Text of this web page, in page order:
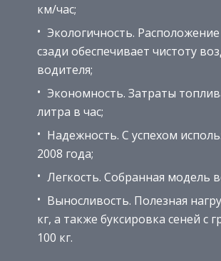
км/час;
Экологичность.
сзади обеспечивает чистоту
водителя;
Экономность. Затраты
литра в час;
Надежность. С успехом
2008 года;
Легкость. Собранная модель
Выносливость. Полезная
кг, а также буксировка сеней с
100 кг.